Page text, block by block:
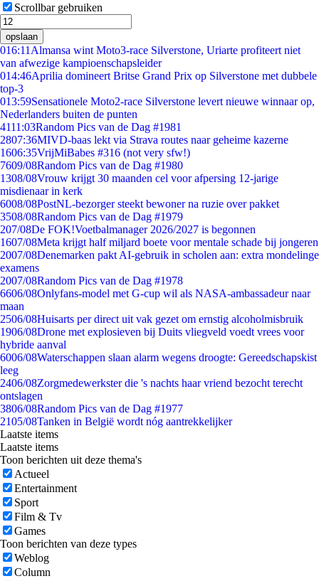
Scrollbar gebruiken
opslaan
016:11 Almansa wint Moto3-race Silverstone, Uriarte profiteert niet
van afwezige kampioenschapsleider
014:46Aprilia domineert Britse Grand Prix op Silverstone met dubbele
top-3
013:59Sensationele Moto2-race Silverstone levert nieuwe winnaar op,
Nederlanders buiten de punten
4111:03Random Pics van de Dag #1981
2807:36MIVD-baas lekt via Strava routes naar geheime kazerne
1606:35VrijMiBabes #316 (not very sfw!)
7609/08Random Pics van de Dag #1980
1308/08Vrouw krijgt 30 maanden cel voor afpersing 12-jarige
misdienaar in kerk
6008/08PostNL-bezorger steekt bewoner na ruzie over pakket
3508/08Random Pics van de Dag #1979
207/08De FOK!Voetbalmanager 2026/2027 is begonnen
1607/08Meta krijgt half miljard boete voor mentale schade bij jongeren
2007/08Denemarken pakt AI-gebruik in scholen aan: extra mondelinge
examens
2007/08Random Pics van de Dag #1978
6606/08Onlyfans-model met G-cup wil als NASA-ambassadeur naar
maan
2506/08Huisarts per direct uit vak gezet om ernstig alcoholmisbruik
1906/08Drone met explosieven bij Duits vliegveld voedt vrees voor
hybride aanval
6006/08Waterschappen slaan alarm wegens droogte: Gereedschapskist
leeg
2406/08Zorgmedewerkster die 's nachts haar vriend bezocht terecht
ontslagen
3806/08Random Pics van de Dag #1977
2105/08Tanken in België wordt nóg aantrekkelijker
Laatste items
Laatste items
Toon berichten uit deze thema's
Actueel
Entertainment
Sport
Film & Tv
Games
Toon berichten van deze types
Weblog
Column